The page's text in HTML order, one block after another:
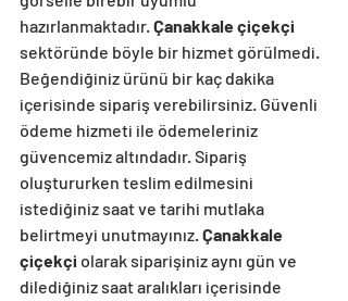
hazırlanmaktadır. Çanakkale çiçekçi
sektöründe böyle bir hizmet görülmedi.
Beğendiğiniz ürünü bir kaç dakika
içerisinde sipariş verebilirsiniz. Güvenli
ödeme hizmeti ile ödemeleriniz
güvencemiz altındadır. Sipariş
oluştururken teslim edilmesini
istediğiniz saat ve tarihi mutlaka
belirtmeyi unutmayınız. Çanakkale
çiçekçi olarak siparişiniz aynı gün ve
dilediğiniz saat aralıkları içerisinde